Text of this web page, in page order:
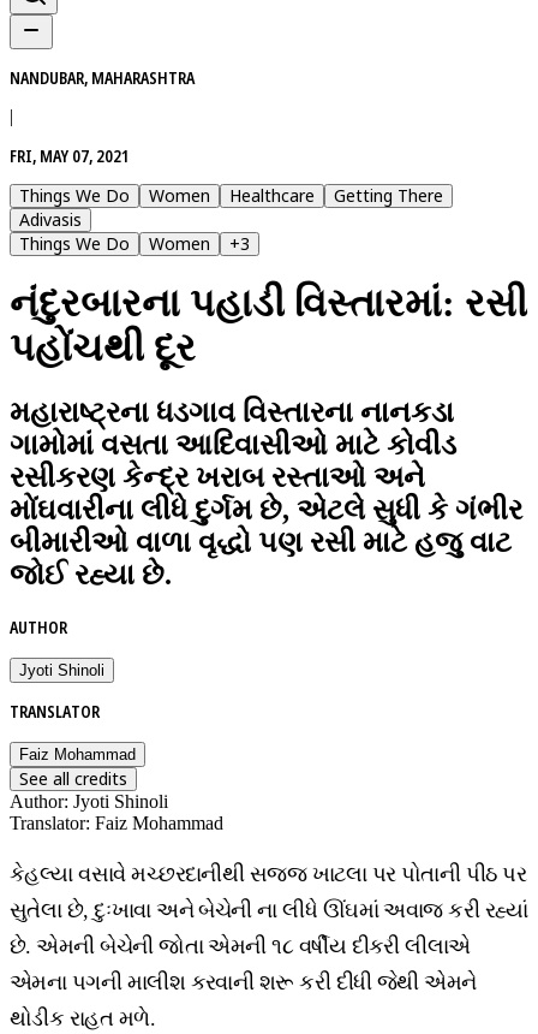
NANDUBAR, MAHARASHTRA
|
FRI, MAY 07, 2021
Things We Do
Women Healthcare
Getting There
Adivasis
Things We Do
Women +3
નંદુરબારના પહાડી વિસ્તારમાં: રસી
પહોંચથી દૂર
મહારાષ્ટ્રના ધડગાવ વિસ્તારના નાનકડા
ગામોમાં વસતા આદિવાસીઓ માટે કોવીડ
રસીકરણ કેન્દ્ર ખરાબ રસ્તાઓ અને
મોંઘવારીના લીધે દુર્ગમ છે, એટલે સુધી કે ગંભીર
બીમારીઓ વાળા વૃદ્ધો પણ રસી માટે હજુ વાટ
જોઈ રહ્યા છે.
AUTHOR
Jyoti Shinoli
TRANSLATOR
Faiz Mohammad
See all credits
Author: Jyoti Shinoli
Translator: Faiz Mohammad
કેહલ્યા વસાવે મચ્છરદાનીથી સજ્જ ખાટલા પર પોતાની પીઠ પર
સુતેલા છે, દુઃખાવા અને બેચેની ના લીધે ઊંઘમાં અવાજ કરી રહ્યાં
છે. એમની બેચેની જોતા એમની ૧૮ વર્ષીય દીકરી લીલાએ
એમના પગની માલીશ કરવાની શરૂ કરી દીધી જેથી એમને
થોડીક રાહત મળે.